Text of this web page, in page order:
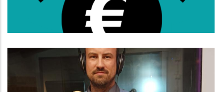
Baix Penedès Al Dia Amb L'Arnau